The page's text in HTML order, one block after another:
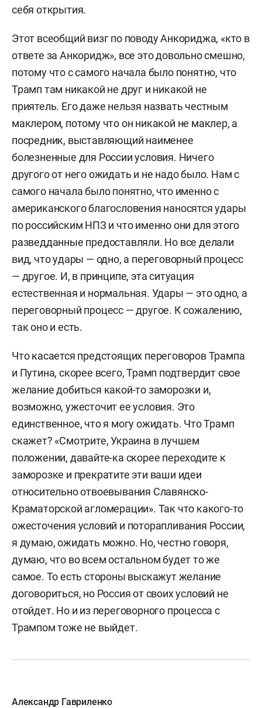
себя открытия.
Этот всеобщий визг по поводу Анкориджа, «кто в
ответе за Анкоридж», все это довольно смешно,
потому что с самого начала было понятно, что
Трамп там никакой не друг и никакой не
приятель. Его даже нельзя назвать честным
маклером, потому что он никакой не маклер, а
посредник, выставляющий наименее
болезненные для России условия. Ничего
другого от него ожидать и не надо было. Нам с
самого начала было понятно, что именно с
американского благословения наносятся удары
по российским НПЗ и что именно они для этого
разведданные предоставляли. Но все делали
вид, что удары — одно, а переговорный процесс
— другое. И, в принципе, эта ситуация
естественная и нормальная. Удары — это одно, а
переговорный процесс — другое. К сожалению,
так оно и есть.
Что касается предстоящих переговоров Трампа
и Путина, скорее всего, Трамп подтвердит свое
желание добиться какой-то заморозки и,
возможно, ужесточит ее условия. Это
единственное, что я могу ожидать. Что Трамп
скажет? «Смотрите, Украина в лучшем
положении, давайте-ка скорее переходите к
заморозке и прекратите эти ваши идеи
относительно отвоевывания Славянско-
Краматорской агломерации». Так что какого-то
ожесточения условий и поторапливания России,
я думаю, ожидать можно. Но, честно говоря,
думаю, что во всем остальном будет то же
самое. То есть стороны выскажут желание
договориться, но Россия от своих условий не
отойдет. Но и из переговорного процесса с
Трампом тоже не выйдет.
Александр Гавриленко